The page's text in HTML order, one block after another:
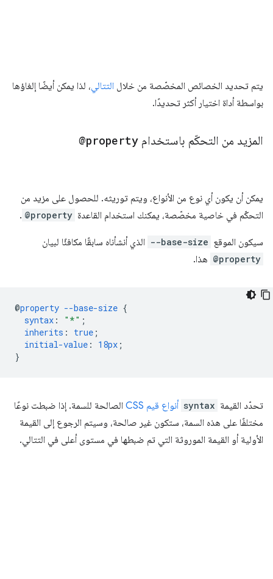
يتم تحديد الخصائص المخصّصة من خلال التتالي، لذا يمكن أيضًا إلغاؤها
بواسطة أداة اختيار أكثر تحديدًا.
المزيد من التحكّم باستخدام @property
يمكن أن يكون أي نوع من الأنواع، ويتم توريثه. للحصول على مزيد من
التحكّم في خاصية مخصّصة، يمكنك استخدام القاعدة @property
.
سيكون الموقع --base-size الذي أنشأناه سابقًا مكافئًا لبيان
@property هذا.
@property --base-size {
syntax : "*" ;
inherits : true ;
initial-value : 18px ;
}
تحدّد القيمة syntax أنواع قيم CSS
الصالحة للسمة. إذا ضبطت نوعًا
مختلفًا على هذه السمة، ستكون غير صالحة، وسيتم الرجوع إلى القيمة
الأولية أو القيمة الموروثة التي تم ضبطها في مستوى أعلى في التتالي.